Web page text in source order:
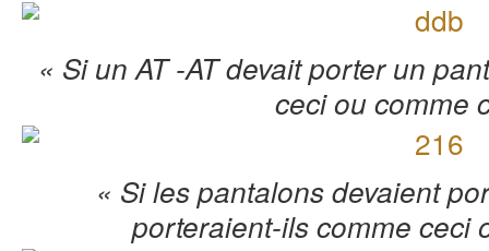
« Si un AT -AT devait porter un
ceci ou comme
« Si les pantalons devaient
porteraient-ils comme ceci